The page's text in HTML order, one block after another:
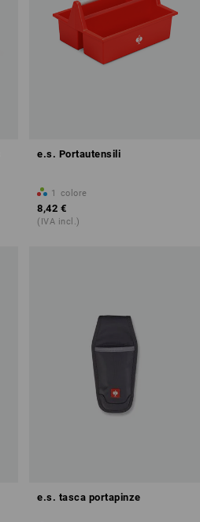
e.s. Portautensili
1 colore
8,42 €
(IVA incl.)
e.s. tasca portapinze